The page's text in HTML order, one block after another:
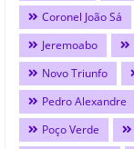
Coronel João Sá
Jeremoabo
Novo Triunfo
Pedro Alexandre
Poço Verde